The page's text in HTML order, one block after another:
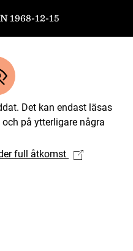
1968-12-15
Det kan endast läsas
på ytterligare några
full åtkomst